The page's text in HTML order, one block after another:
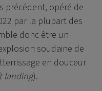
précédent, opéré de
par la plupart des
donc être un
soudaine de
en douceur
landing).